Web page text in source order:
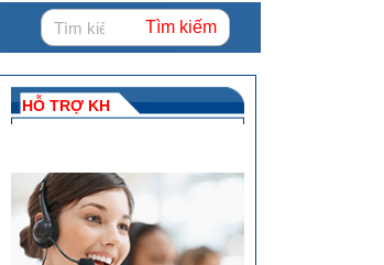
Tìm kiếm
HỖ TRỢ KH